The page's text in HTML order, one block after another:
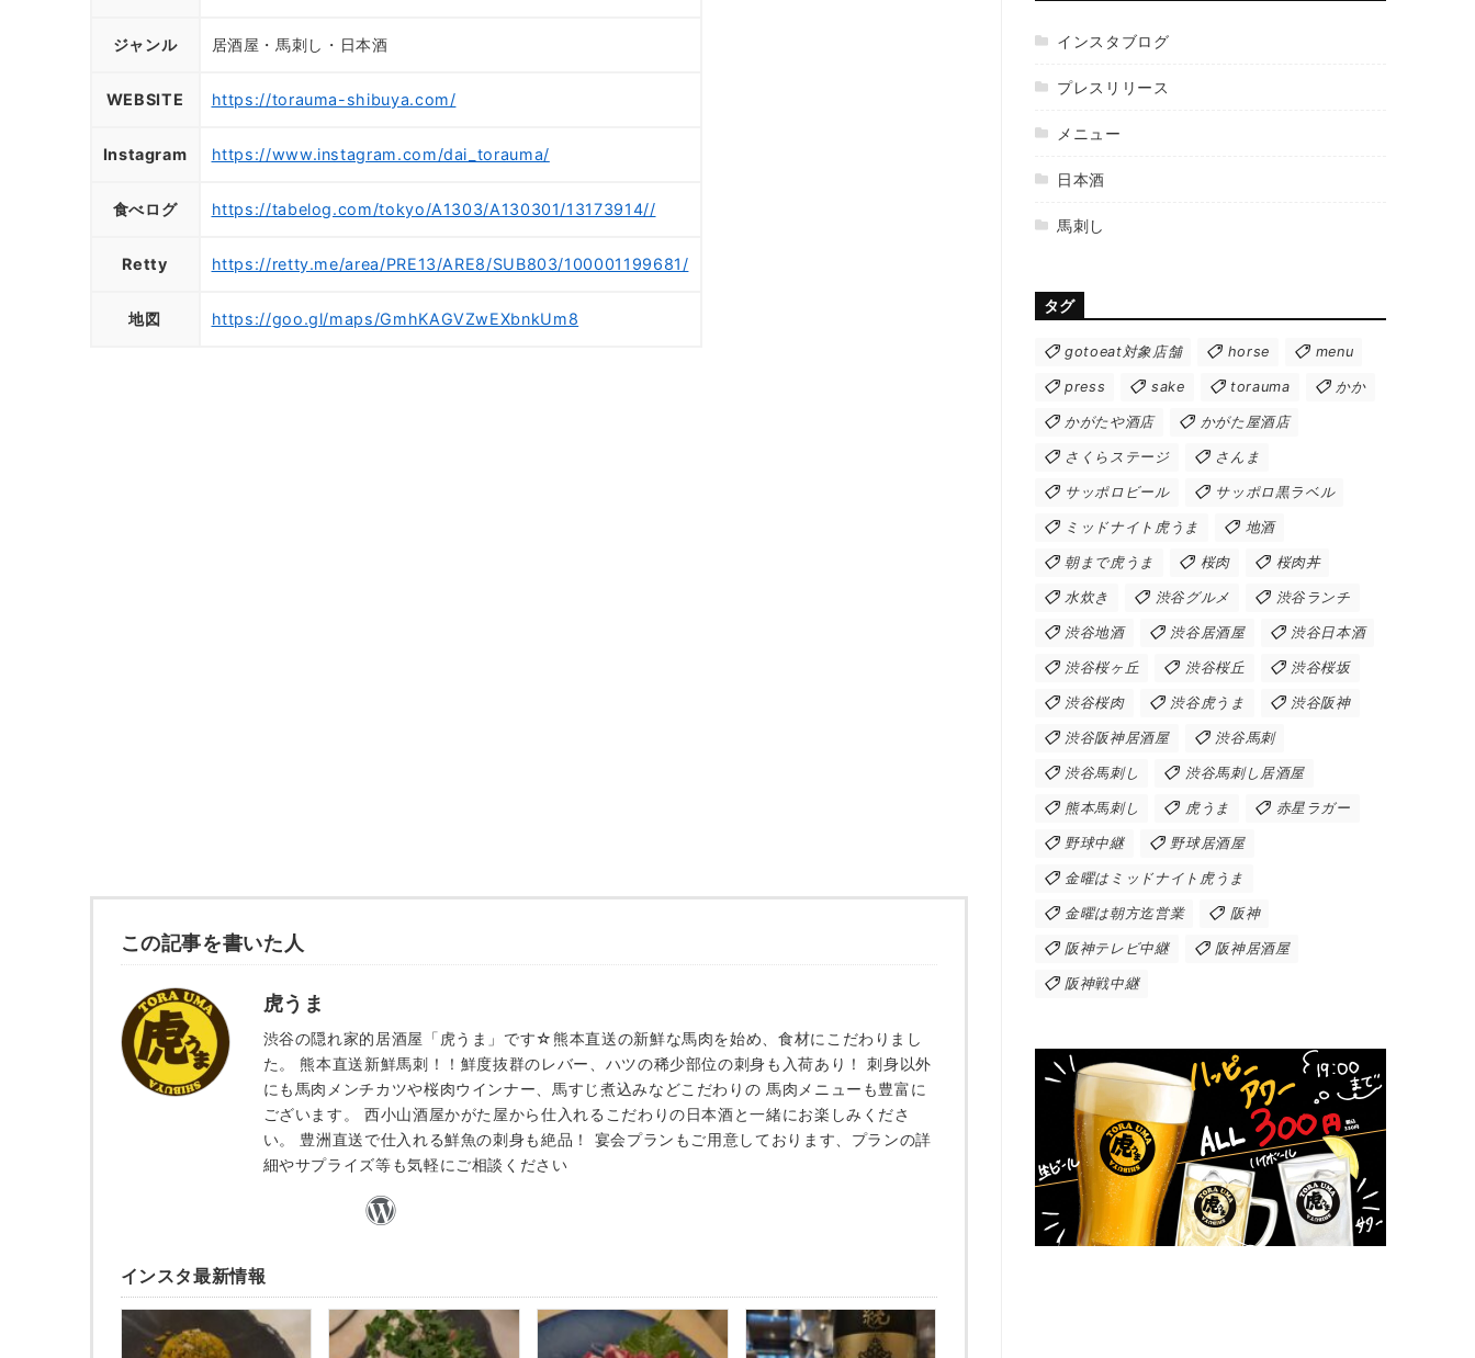
ジャンル 居酒屋・馬刺し・日本酒
WEBSITE https://torauma-shibuya.com/
Instagram https://www.instagram.com/dai_torauma/
食べログ https://tabelog.com/tokyo/A1303/A130301/13173914//
Retty https://retty.me/area/PRE13/ARE8/SUB803/100001199681/
地図 https://goo.gl/maps/GmhKAGVZwEXbnkUm8
この記事を書いた人
虎うま
渋谷の隠れ家的居酒屋「虎うま」です☆熊本直送の新鮮な馬肉を始め、食材にこだわりまし
た。 熊本直送新鮮馬刺！！鮮度抜群のレバー、ハツの稀少部位の刺身も入荷あり！ 刺身以外
にも馬肉メンチカツや桜肉ウインナー、馬すじ煮込みなどこだわりの 馬肉メニューも豊富に
ございます。 西小山酒屋かがた屋から仕入れるこだわりの日本酒と一緒にお楽しみくださ
い。 豊洲直送で仕入れる鮮魚の刺身も絶品！ 宴会プランもご用意しております、プランの詳
細やサプライズ等も気軽にご相談ください
インスタ最新情報
インスタブログ
プレスリリース
メニュー
日本酒
馬刺し
タグ
gotoeat対象店舗 horse menu
press sake torauma かか
かがたや酒店 かがた屋酒店
さくらステージ さんま
サッポロビール サッポロ黒ラベル
ミッドナイト虎うま 地酒
朝まで虎うま 桜肉 桜肉丼
水炊き 渋谷グルメ 渋谷ランチ
渋谷地酒 渋谷居酒屋 渋谷日本酒
渋谷桜ヶ丘 渋谷桜丘 渋谷桜坂
渋谷桜肉 渋谷虎うま 渋谷阪神
渋谷阪神居酒屋 渋谷馬刺
渋谷馬刺し 渋谷馬刺し居酒屋
熊本馬刺し 虎うま 赤星ラガー
野球中継 野球居酒屋
金曜はミッドナイト虎うま
金曜は朝方迄営業 阪神
阪神テレビ中継 阪神居酒屋
阪神戦中継